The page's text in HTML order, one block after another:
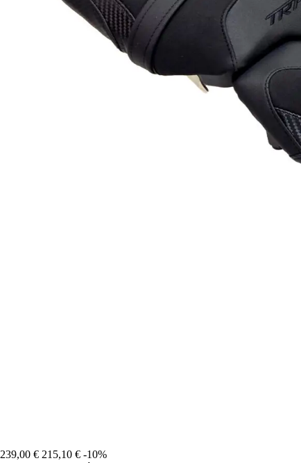
239,00 € 215,10 € -10%